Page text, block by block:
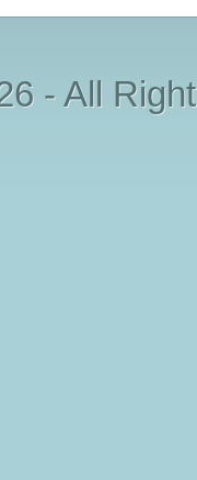
- All